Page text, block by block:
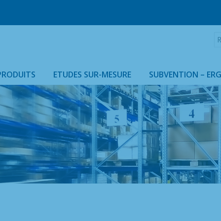
ETUDES SUR-MESURE SUBVENTION –